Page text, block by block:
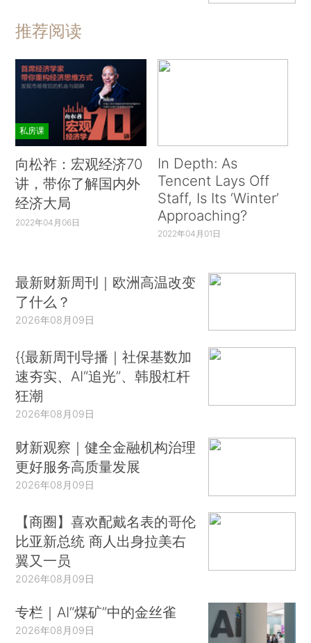
推荐阅读
私房课
向松祚：宏观经济70
讲，带你了解国内外
经济大局
2022年04月06日
In Depth: As
Tencent Lays Off
Staff, Is Its ‘Winter’
Approaching?
2022年04月01日
最新财新周刊｜欧洲高温改变
了什么？
2026年08月09日
{{最新周刊导播｜社保基数加
速夯实、AI“追光”、韩股杠杆
狂潮
2026年08月09日
财新观察｜健全金融机构治理
更好服务高质量发展
2026年08月09日
【商圈】喜欢配戴名表的哥伦
比亚新总统 商人出身拉美右
翼又一员
2026年08月09日
专栏｜AI“煤矿”中的金丝雀
2026年08月09日